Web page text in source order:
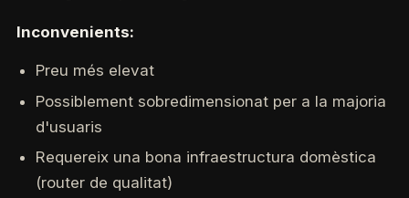
Inconvenients:
Preu més elevat
Possiblement sobredimensionat per a la majoria
d'usuaris
Requereix una bona infraestructura domèstica
(router de qualitat)